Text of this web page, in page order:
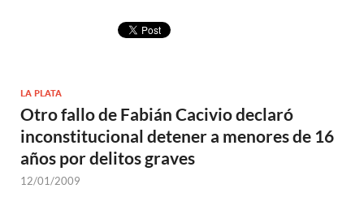
LA PLATA
Otro fallo de Fabián Cacivio declaró
inconstitucional detener a menores de 16
años por delitos graves
12/01/2009